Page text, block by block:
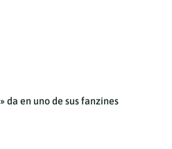
da en uno de sus fanzines